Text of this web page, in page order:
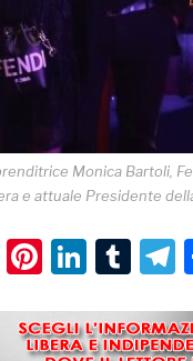
Monica Bartoli,
e attuale Presidente
Twitter